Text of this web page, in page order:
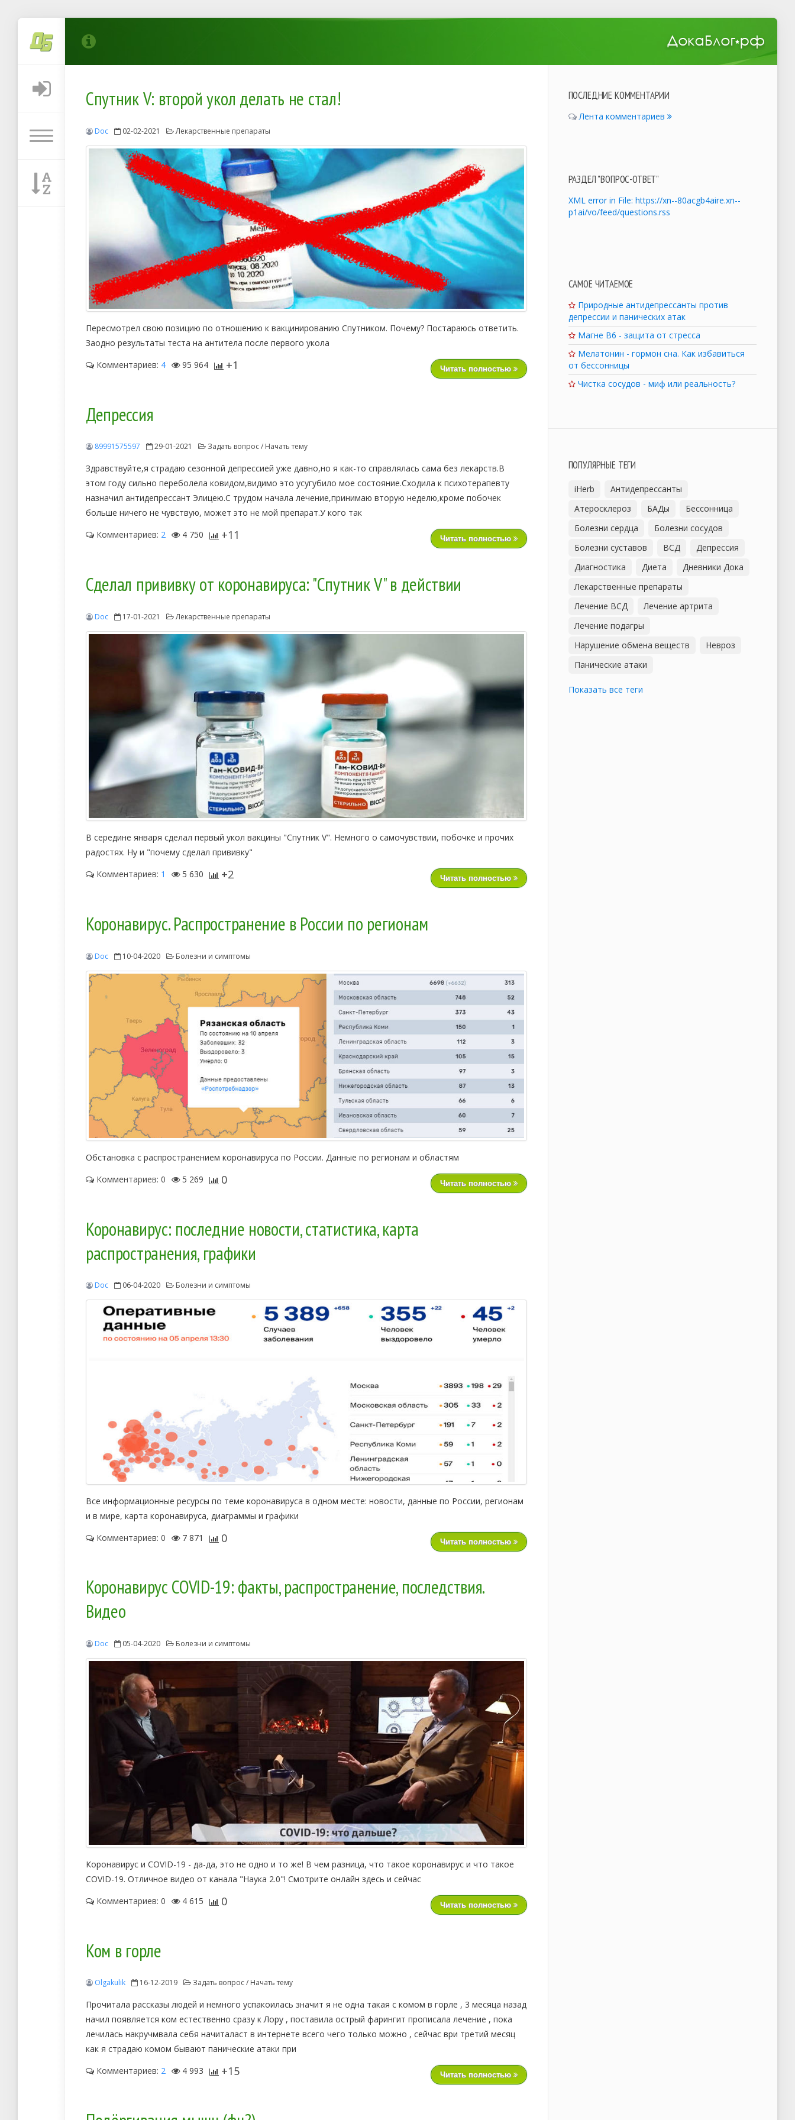
Спутник V: второй укол делать не стал!
Doc 02-02-2021 Лекарственные препараты
Пересмотрел свою позицию по отношению к вакцинированию Спутником. Почему? Постараюсь ответить.
Заодно результаты теста на антитела после первого укола
Читать полностью
Комментариев: 4 95 964 +1
Депрессия
89991575597 29-01-2021 Задать вопрос / Начать тему
Здравствуйте,я страдаю сезонной депрессией уже давно,но я как-то справлялась сама без лекарств.В
этом году сильно переболела ковидом,видимо это усугубило мое состояние.Сходила к психотерапевту
назначил антидепрессант Элицею.С трудом начала лечение,принимаю вторую неделю,кроме побочек
больше ничего не чувствую, может это не мой препарат.У кого так
Читать полностью
Комментариев: 2 4 750 +11
Сделал прививку от коронавируса: "Спутник V" в действии
Doc 17-01-2021 Лекарственные препараты
В середине января сделал первый укол вакцины "Спутник V". Немного о самочувствии, побочке и прочих
радостях. Ну и "почему сделал прививку"
Читать полностью
Комментариев: 1 5 630 +2
Коронавирус. Распространение в России по регионам
Doc 10-04-2020 Болезни и симптомы
Обстановка с распространением коронавируса по России. Данные по регионам и областям
Читать полностью
Комментариев: 0 5 269 0
Коронавирус: последние новости, статистика, карта
распространения, графики
Doc 06-04-2020 Болезни и симптомы
Все информационные ресурсы по теме коронавируса в одном месте: новости, данные по России, регионам
и в мире, карта коронавируса, диаграммы и графики
Читать полностью
Комментариев: 0 7 871 0
Коронавирус COVID-19: факты, распространение, последствия.
Видео
Doc 05-04-2020 Болезни и симптомы
Коронавирус и COVID-19 - да-да, это не одно и то же! В чем разница, что такое коронавирус и что такое
COVID-19. Отличное видео от канала "Наука 2.0"! Смотрите онлайн здесь и сейчас
Читать полностью
Комментариев: 0 4 615 0
Ком в горле
Olgakulik 16-12-2019 Задать вопрос / Начать тему
Прочитала рассказы людей и немного успакоилась значит я не одна такая с комом в горле , 3 месяца назад
начил появляется ком естественно сразу к Лору , поставила острый фарингит прописала лечение , пока
лечилась накручмвала себя начиталаст в интернете всего чего только можно , сейчас ври третий месяц
как я страдаю комом бывают панические атаки при
Читать полностью
Комментариев: 2 4 993 +15
ПОСЛЕДНИЕ КОММЕНТАРИИ
Лента комментариев
РАЗДЕЛ "ВОПРОС-ОТВЕТ"
XML error in File: https://xn--80acgb4aire.xn--
p1ai/vo/feed/questions.rss
САМОЕ ЧИТАЕМОЕ
Природные антидепрессанты против
депрессии и панических атак
Магне B6 - защита от стресса
Мелатонин - гормон сна. Как избавиться
от бессонницы
Чистка сосудов - миф или реальность?
ПОПУЛЯРНЫЕ ТЕГИ
iHerb
Антидепрессанты
Атеросклероз
БАДы
Бессонница
Болезни сердца
Болезни сосудов
Болезни суставов
ВСД
Депрессия
Диагностика
Диета
Дневники Дока
Лекарственные препараты
Лечение ВСД
Лечение артрита
Лечение подагры
Нарушение обмена веществ
Невроз
Панические атаки
Показать все теги